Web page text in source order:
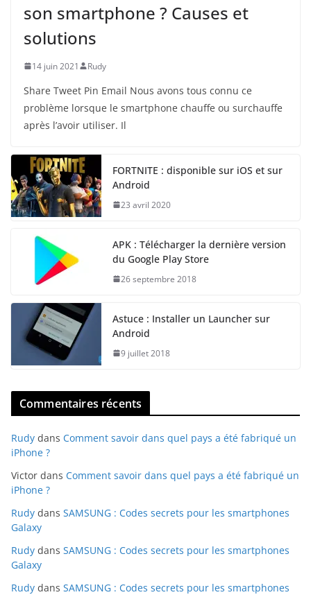
son smartphone ? Causes et
solutions
14 juin 2021 Rudy
Share Tweet Pin Email Nous avons tous connu ce
problème lorsque le smartphone chauffe ou surchauffe
après l’avoir utiliser. Il
FORTNITE : disponible sur iOS et sur
Android
23 avril 2020
APK : Télécharger la dernière version
du Google Play Store
26 septembre 2018
Astuce : Installer un Launcher sur
Android
9 juillet 2018
Commentaires récents
Rudy dans Comment savoir dans quel pays a été fabriqué un
iPhone ?
Victor dans Comment savoir dans quel pays a été fabriqué un
iPhone ?
Rudy dans SAMSUNG : Codes secrets pour les smartphones
Galaxy
Rudy dans SAMSUNG : Codes secrets pour les smartphones
Galaxy
Rudy dans SAMSUNG : Codes secrets pour les smartphones